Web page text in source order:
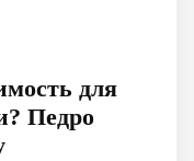
для
Педро